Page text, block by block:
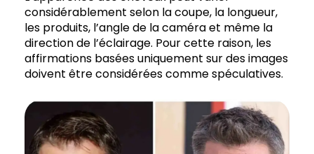
considérablement selon la coupe, la longueur,
les produits, l’angle de la caméra et même la
direction de l’éclairage. Pour cette raison, les
affirmations basées uniquement sur des images
doivent être considérées comme spéculatives.